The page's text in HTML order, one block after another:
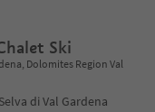
Ski
Dolomites Region Val
di Val Gardena